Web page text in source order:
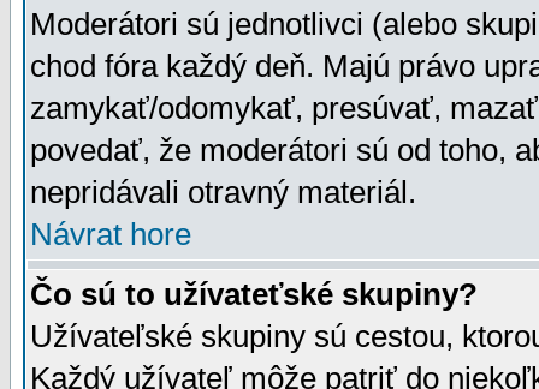
Moderátori sú jednotlivci (alebo
chod fóra každý deň. Majú právo
zamykať/odomykať, presúvať,
povedať, že moderátori sú od toho,
nepridávali otravný materiál.
Návrat hore
Čo sú to užívateťské skupiny?
Užívateľské skupiny sú cestou,
Každý užívateľ môže patriť do